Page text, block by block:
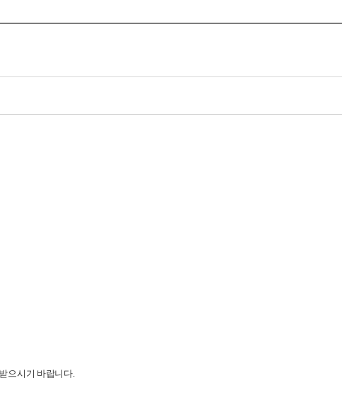
으시기 바랍니다.